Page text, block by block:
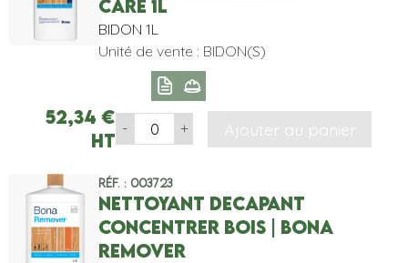
CARE 1L
BIDON 1L
Unité de vente : BIDON(S)
52,34€
HT
- + Ajouter au panier
Réf. : 003723
NETTOYANT DECAPANT
CONCENTRER BOIS | BONA
REMOVER